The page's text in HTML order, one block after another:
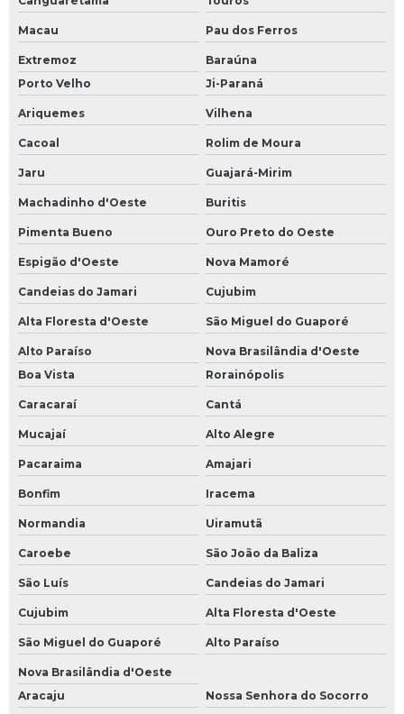
Macau Pau dos Ferros
Extremoz
Baraúna
Porto Velho
Ji-Paraná
Ariquemes Vilhena
Cacoal Rolim de Moura
Jaru Guajará-Mirim
Machadinho d'Oeste Buritis
Pimenta Bueno Ouro Preto do Oeste
Espigão d'Oeste Nova Mamoré
Candeias do Jamari Cujubim
Alta Floresta d'Oeste São Miguel do Guaporé
Alto Paraíso
Nova Brasilândia d'Oeste
Boa Vista
Rorainópolis
Caracaraí Cantá
Mucajaí Alto Alegre
Pacaraima Amajari
Bonfim Iracema
Normandia Uiramutã
Caroebe São João da Baliza
São Luís Candeias do Jamari
Cujubim Alta Floresta d'Oeste
São Miguel do Guaporé Alto Paraíso
Nova Brasilândia d'Oeste
Aracaju
Nossa Senhora do Socorro